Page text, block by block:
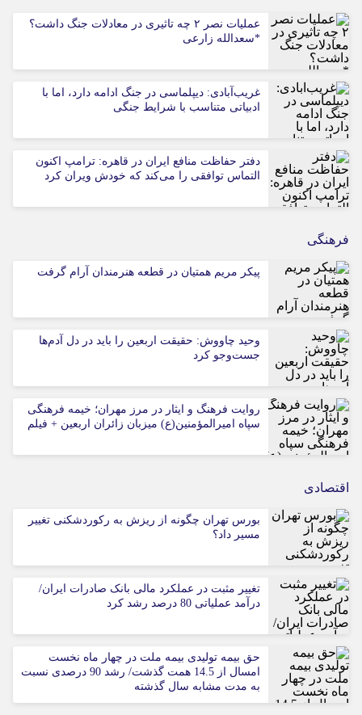
عملیات نصر ۲ چه تاثیری در معادلات جنگ داشت؟
*سعدالله زارعی
غریب‌آبادی: دیپلماسی در جنگ ادامه دارد، اما با
ادبیاتی متناسب با شرایط جنگی
دفتر حفاظت منافع ایران در قاهره: ترامپ اکنون
التماس توافقی را می‌کند که خودش ویران کرد
فرهنگی
پیکر مریم همتیان در قطعه هنرمندان آرام گرفت
وحید چاووش: حقیقت اربعین را باید در دل آدم‌ها
جست‌وجو کرد
روایت فرهنگ و ایثار در مرز مهران؛ خیمه فرهنگی
سپاه امیرالمؤمنین(ع) میزبان زائران اربعین + فیلم
اقتصادی
بورس تهران چگونه از ریزش به رکوردشکنی تغییر
مسیر داد؟
تغییر مثبت در عملکرد مالی بانک صادرات ایران/
درآمد عملیاتی 80 درصد رشد کرد
حق بیمه تولیدی بیمه ملت در چهار ماه نخست
امسال از 14.5 همت گذشت/ رشد 90 درصدی نسبت
به مدت مشابه سال گذشته